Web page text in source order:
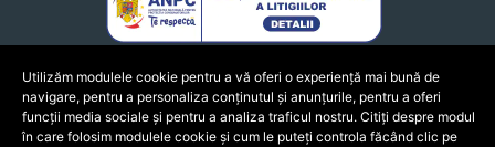
Utilizăm modulele cookie pentru a vă oferi o experiență mai bună de
navigare, pentru a personaliza conținutul și anunțurile, pentru a oferi
funcții media sociale și pentru a analiza traficul nostru. Citiți despre modul
în care folosim modulele cookie și cum le puteți controla făcând clic pe